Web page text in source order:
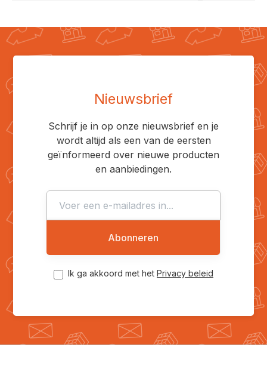
Nieuwsbrief
Schrijf je in op onze nieuwsbrief en je
wordt altijd als een van de eersten
geïnformeerd over nieuwe producten
en aanbiedingen.
Abonneren
Ik ga akkoord met het Privacy beleid